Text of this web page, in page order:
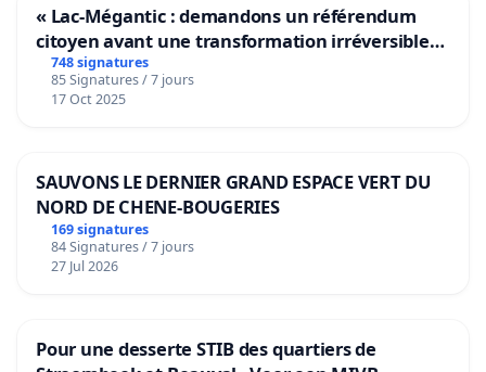
« Lac-Mégantic : demandons un référendum
citoyen avant une transformation irréversible
de notre territoire »
748 signatures
85 Signatures / 7 jours
17 Oct 2025
SAUVONS LE DERNIER GRAND ESPACE VERT DU
NORD DE CHENE-BOUGERIES
169 signatures
84 Signatures / 7 jours
27 Jul 2026
Pour une desserte STIB des quartiers de